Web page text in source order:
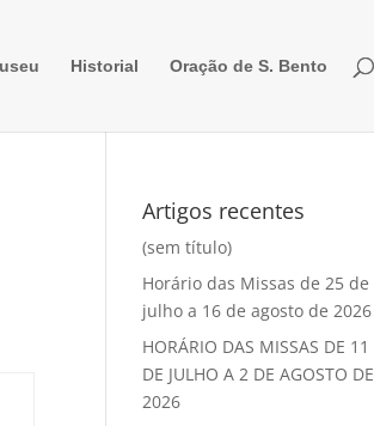
Historial Oração de S. Bento
Artigos recentes
(sem título)
Horário das Missas de 25 de
julho a 16 de agosto de 2026
HORÁRIO DAS MISSAS DE 11
DE JULHO A 2 DE AGOSTO DE
2026